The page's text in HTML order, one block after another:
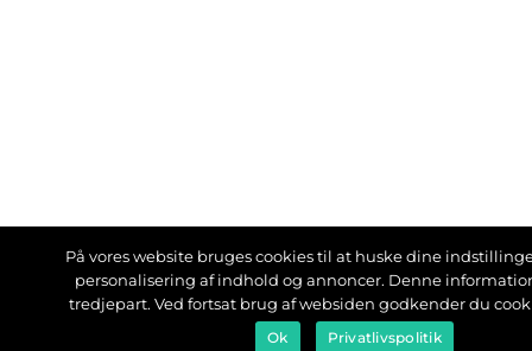
På vores website bruges cookies til at huske dine
personalisering af indhold og annoncer. Denne
tredjepart. Ved fortsat brug af websiden godkender du
Ok Privatlivspolitik